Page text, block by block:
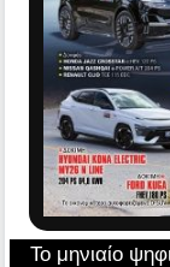
Το μηνιαίο